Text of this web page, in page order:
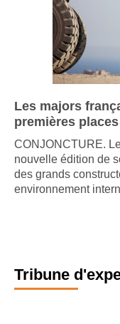
Les majors
premières
CONJONCTURE.
nouvelle édition de
des grands
environnement
Tribune